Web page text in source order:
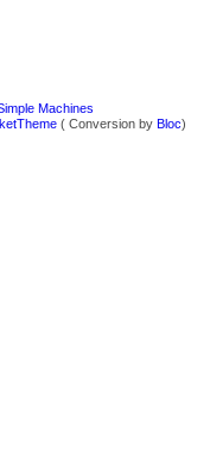
Machines
( Conversion by Bloc)